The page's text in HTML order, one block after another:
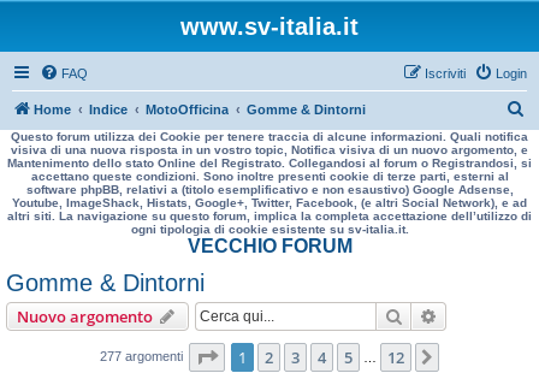
www.sv-italia.it
FAQ Login
Iscriviti
Home Indice MotoOfficina Gomme & Dintorni
e
r
a
Questo forum utilizza dei Cookie per tenere traccia di alcune informazioni. Quali notifica
visiva di una nuova risposta in un vostro topic, Notifica visiva di un nuovo argomento, e
Mantenimento dello stato Online del Registrato. Collegandosi al forum o Registrandosi, si
accettano queste condizioni. Sono inoltre presenti cookie di terze parti, esterni al
software phpBB, relativi a (titolo esemplificativo e non esaustivo) Google Adsense,
Youtube, ImageShack, Histats, Google+, Twitter, Facebook, (e altri Social Network), e ad
altri siti. La navigazione su questo forum, implica la completa accettazione dell’utilizzo di
ogni tipologia di cookie esistente su sv-italia.it.
VECCHIO FORUM
Gomme & Dintorni
Nuovo argomento Cerca
277 argomenti Pagina di 12
1 2 3 4 5 12